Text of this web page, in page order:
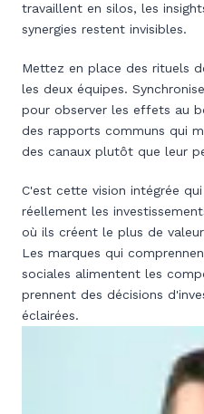
travaillent en silos, les
synergies restent invisibles.
Mettez en place des rituels
les deux équipes.
pour observer les effets au
des rapports communs qui
des canaux plutôt que leur
C'est cette vision intégrée
réellement les
où ils créent le plus de
Les marques qui
sociales alimentent les
prennent des décisions
éclairées.